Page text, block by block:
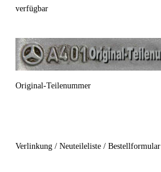
verfügbar
Original-Teilenummer
Verlinkung / Neuteileliste / Bestellformular